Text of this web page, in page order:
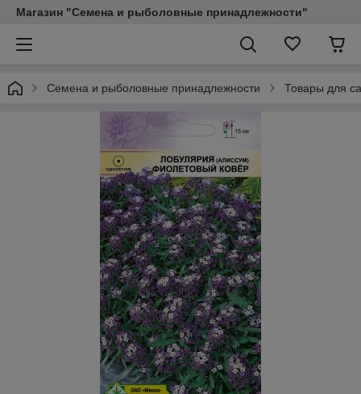
Магазин "Семена и рыболовные принадлежности"
Семена и рыболовные принадлежности Товары для